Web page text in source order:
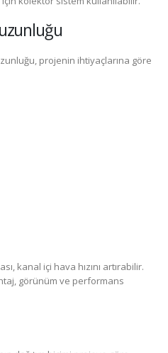
projenin ihtiyaçlarına göre
kanal içi hava hızını artırabilir.
görünüm ve performans